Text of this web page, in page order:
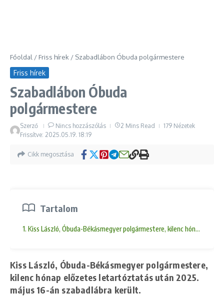
Főoldal / Friss hírek / Szabadlábon Óbuda polgármestere
Friss hírek
Szabadlábon Óbuda
polgármestere
Szerző Nincs hozzászólás 2 Mins Read
179 Nézetek
Frissítve: 2025.05.19. 18:19
Cikk megosztása
Tartalom
1. Kiss László, Óbuda-Békásmegyer polgármestere, kilenc hónap
Kiss László, Óbuda-Békásmegyer polgármestere,
kilenc hónap előzetes letartóztatás után 2025.
május 16-án szabadlábra került.